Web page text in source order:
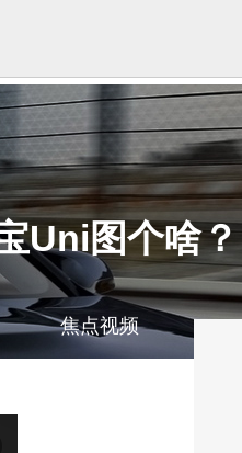
Uni图个啥？
焦点视频